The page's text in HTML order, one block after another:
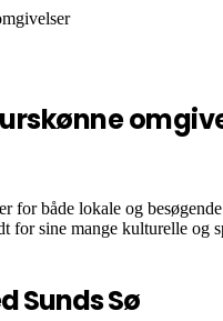
for både lokale og
for sine mange kulturelle
Sunds Sø